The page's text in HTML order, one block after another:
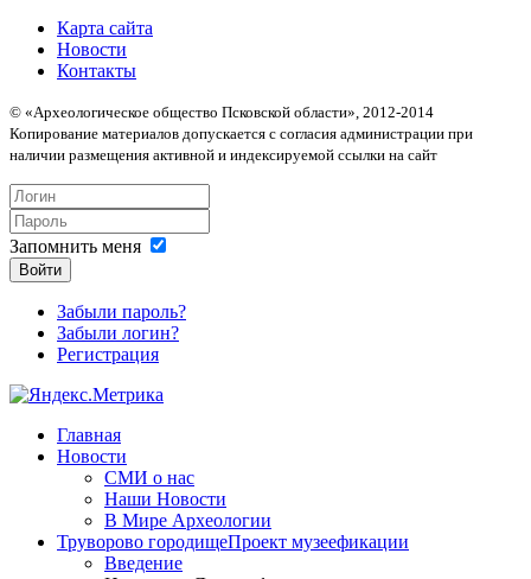
Карта сайта
Новости
Контакты
© «Археологическое общество Псковской области», 2012-2014
Копирование материалов допускается с согласия администрации при
наличии размещения активной и индексируемой ссылки на сайт
Запомнить меня
Войти
Забыли пароль?
Забыли логин?
Регистрация
Главная
Новости
СМИ о нас
Наши Новости
В Мире Археологии
Труворово городищеПроект музеефикации
Введение